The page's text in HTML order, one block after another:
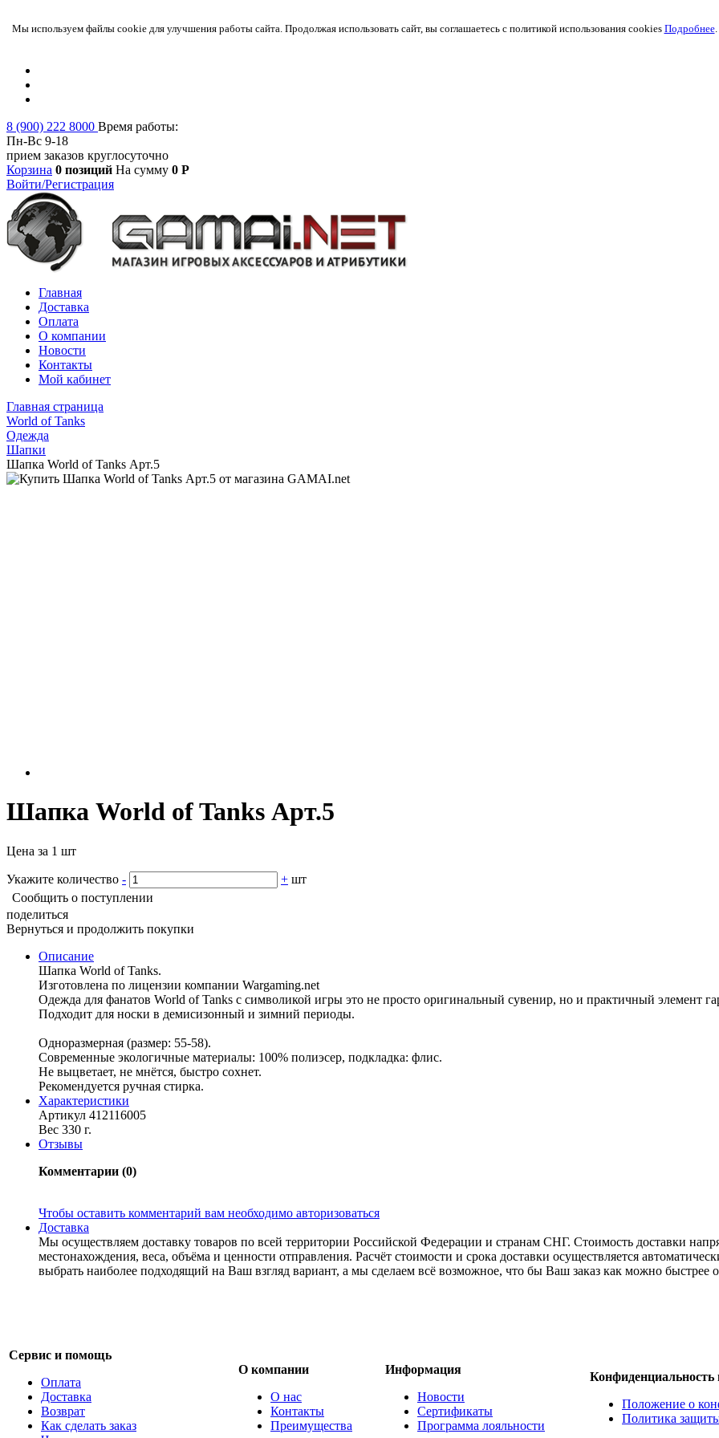
Мы используем файлы cookie для улучшения работы сайта. Продолжая использовать сайт, вы соглашаетесь с политикой использования cookies Подробнее.
8 (900) 222 8000 Время работы:
Пн-Вс 9-18
прием заказов круглосуточно
Корзина 0 позиций На сумму 0 Р
Войти/Регистрация
Главная
Доставка
Оплата
О компании
Новости
Контакты
Мой кабинет
Главная страница
World of Tanks
Одежда
Шапки
Шапка World of Tanks Арт.5
Шапка World of Tanks Арт.5
Цена за 1 шт
Укажите количество - + шт
Сообщить о поступлении
поделиться
Вернуться и продолжить покупки
Описание
Шапка World of Tanks.
Изготовлена по лицензии компании Wargaming.net
Одежда для фанатов World of Tanks с символикой игры это не просто оригинальный сувенир, но и практичный элемент
Подходит для носки в демисизонный и зимний периоды.
Одноразмерная (размер: 55-58).
Современные экологичные материалы: 100% полиэсер, подкладка: флис.
Не выцветает, не мнётся, быстро сохнет.
Рекомендуется ручная стирка.
Характериcтики
Артикул 412116005
Вес 330 г.
Отзывы
Комментарии (0)
Чтобы оставить комментарий вам необходимо авторизоваться
Доставка
Мы осуществляем доставку товаров по всей территории Российской Федерации и странам СНГ. Стоимость доставки
местонахождения, веса, объёма и ценности отправления. Расчёт стоимости и срока доставки осуществляется
выбрать наиболее подходящий на Ваш взгляд вариант, а мы сделаем всё возможное, что бы Ваш заказ как можно быстрее
Сервис и помощь
Оплата
Доставка
Возврат
Как сделать заказ
О компании
О нас
Контакты
Преимущества
Информация
Новости
Сертификаты
Программа лояльности
Положение о
Политика